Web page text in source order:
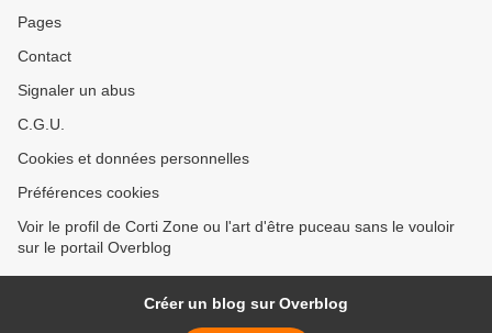
Pages
Contact
Signaler un abus
C.G.U.
Cookies et données personnelles
Préférences cookies
Voir le profil de Corti Zone ou l'art d'être puceau sans le vouloir
sur le portail Overblog
Créer un blog sur Overblog